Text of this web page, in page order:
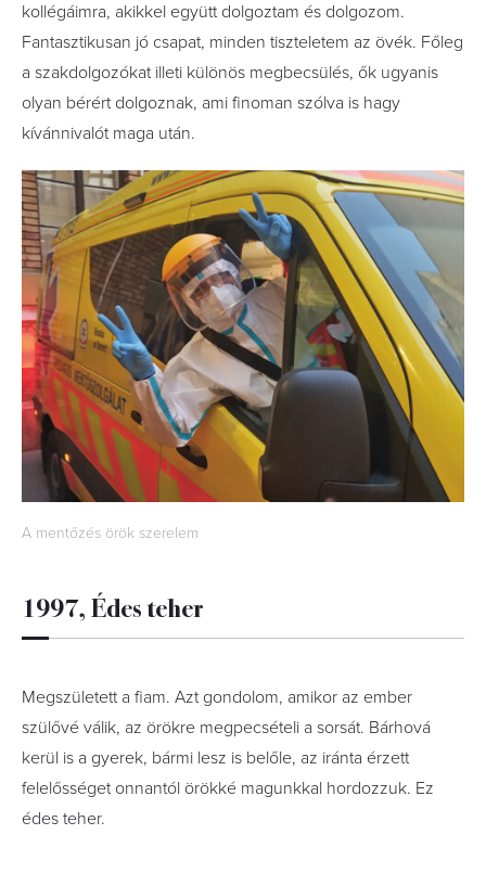
kollégáimra, akikkel együtt dolgoztam és dolgozom.
Fantasztikusan jó csapat, minden tiszteletem az övék. Főleg
a szakdolgozókat illeti különös megbecsülés, ők ugyanis
olyan bérért dolgoznak, ami finoman szólva is hagy
kívánnivalót maga után.
A mentőzés örök szerelem
1997, Édes teher
Megszületett a fiam. Azt gondolom, amikor az ember
szülővé válik, az örökre megpecsételi a sorsát. Bárhová
kerül is a gyerek, bármi lesz is belőle, az iránta érzett
felelősséget onnantól örökké magunkkal hordozzuk. Ez
édes teher.